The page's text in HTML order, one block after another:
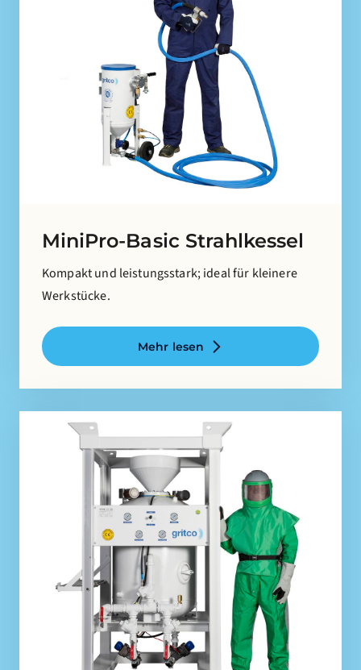
MiniPro-Basic Strahlkessel
Kompakt und leistungsstark; ideal für kleinere
Werkstücke.
Mehr lesen